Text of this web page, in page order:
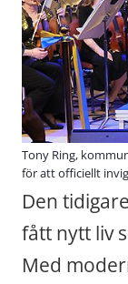
Tony Ring,
för att officiellt
Den
fått nytt liv
Med